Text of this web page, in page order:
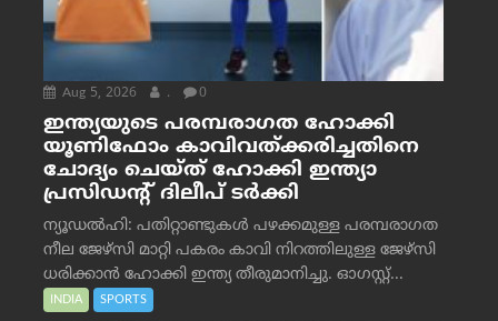
Aug 5, 2026 . 0
ഇന്ത്യയുടെ പരമ്പരാഗത ഹോക്കി
യൂണിഫോം കാവിവത്ക്കരിച്ചതിനെ
ചോദ്യം ചെയ്ത് ഹോക്കി ഇന്ത്യാ
പ്രസിഡന്റ് ദിലീപ് ടര്‍ക്കി
ന്യൂഡൽഹി: പതിറ്റാണ്ടുകൾ പഴക്കമുള്ള പരമ്പരാഗത
നീല ജേഴ്‌സി മാറ്റി പകരം കാവി നിറത്തിലുള്ള ജേഴ്‌സി
ധരിക്കാൻ ഹോക്കി ഇന്ത്യ തീരുമാനിച്ചു. ഓഗസ്റ്റ്...
INDIA SPORTS